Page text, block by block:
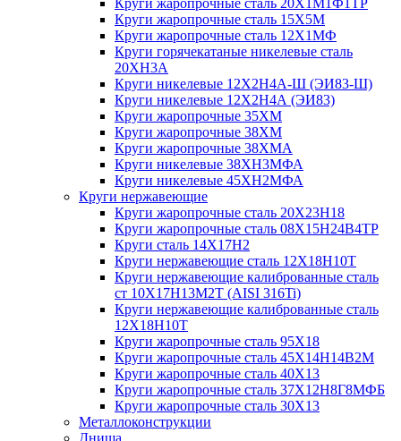
Круги жаропрочные сталь 20Х1М1Ф1ТР
Круги жаропрочные сталь 15Х5М
Круги жаропрочные сталь 12Х1МФ
Круги горячекатаные никелевые сталь
20ХН3А
Круги никелевые 12Х2Н4А-Ш (ЭИ83-Ш)
Круги никелевые 12Х2Н4А (ЭИ83)
Круги жаропрочные 35ХМ
Круги жаропрочные 38ХМ
Круги жаропрочные 38ХМА
Круги никелевые 38XH3MФА
Круги никелевые 45ХН2МФА
Круги нержавеющие
Круги жаропрочные сталь 20Х23Н18
Круги жаропрочные сталь 08Х15Н24В4ТР
Круги сталь 14Х17Н2
Круги нержавеющие сталь 12Х18Н10Т
Круги нержавеющие калиброванные сталь
ст 10Х17Н13М2Т (AISI 316Ti)
Круги нержавеющие калиброванные сталь
12Х18Н10Т
Круги жаропрочные сталь 95Х18
Круги жаропрочные сталь 45Х14Н14В2М
Круги жаропрочные сталь 40Х13
Круги жаропрочные сталь 37Х12Н8Г8МФБ
Круги жаропрочные сталь 30Х13
Металлоконструкции
Днища